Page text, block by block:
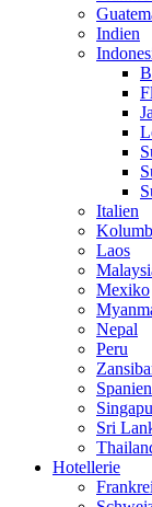
Indien
Italien
Laos
Mexiko
Nepal
Peru
Spanien
Sri
Hotellerie